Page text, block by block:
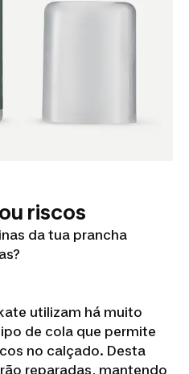
riscos
da tua prancha
utilizam há muito
de cola que permite
no calçado. Desta
reparadas, mantendo